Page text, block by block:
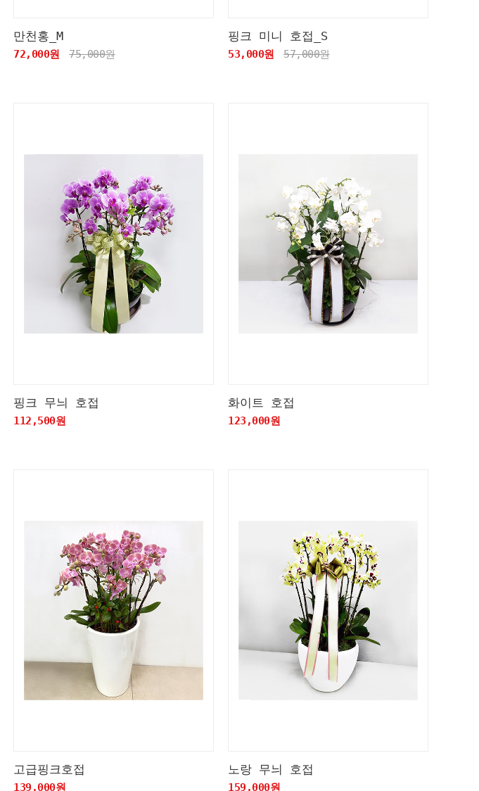
만천홍_M
72,000원 75,000원
핑크 미니 호접_S
53,000원 57,000원
핑크 무늬 호접
112,500원
화이트 호접
123,000원
고급핑크호접
139,000원
노랑 무늬 호접
159,000원